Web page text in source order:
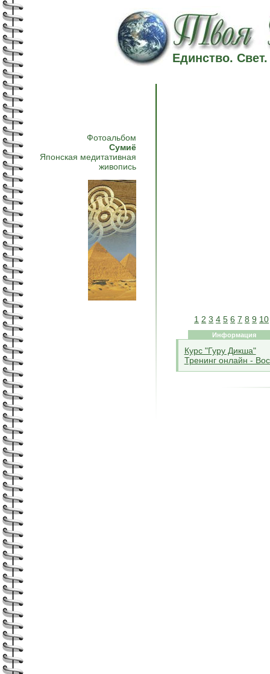
Единство.
Фотоальбом
Сумиё
Японская медитативная
живопись
1 2 3 4 5 6 7 8 9 10
Информация
Курс "Гуру Дикша"
Тренинг онлайн -